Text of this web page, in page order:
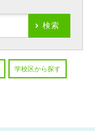
検索
学校区から探す